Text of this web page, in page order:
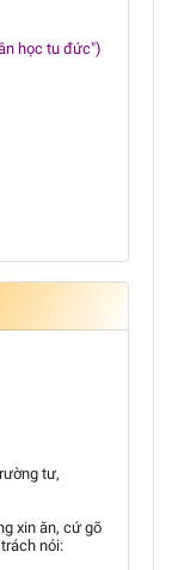
học tu đức")
tư,
xin ăn, cứ gõ
nói: